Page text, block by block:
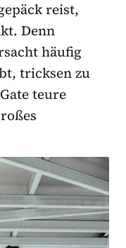
reist,
Denn
häufig
tricksen zu
teure